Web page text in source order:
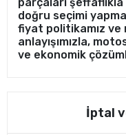
doğru seçimi
fiyat politikamız ve
anlayışımızla,
ve ekonomik
İptal